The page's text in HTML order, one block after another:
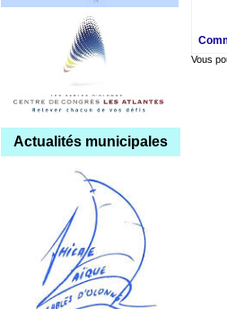
Actualités municipales
Vous